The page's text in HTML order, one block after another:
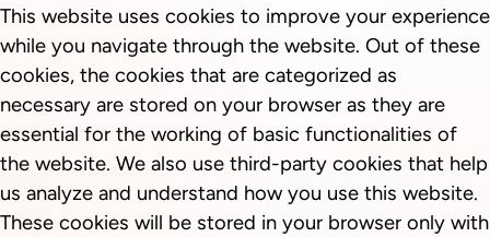
This website uses cookies to improve your experience
while you navigate through the website. Out of these
cookies, the cookies that are categorized as
necessary are stored on your browser as they are
essential for the working of basic functionalities of
the website. We also use third-party cookies that help
us analyze and understand how you use this website.
These cookies will be stored in your browser only with